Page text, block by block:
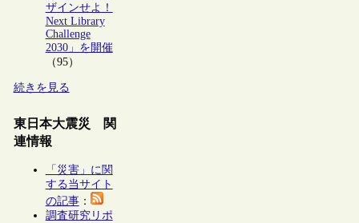
ザインせよ！
Next Library
Challenge
2030」を開催
（95）
続きを見る
東日本大震災 関
連情報
「災害」に関
する当サイト
の記事：
調査研究リポ